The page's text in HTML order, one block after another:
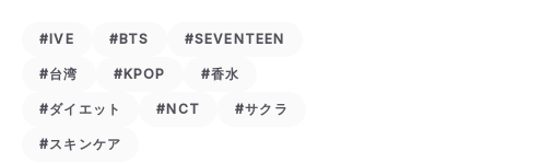
#IVE #BTS #SEVENTEEN
#台湾 #KPOP #香水
#ダイエット #NCT #サクラ
#スキンケア